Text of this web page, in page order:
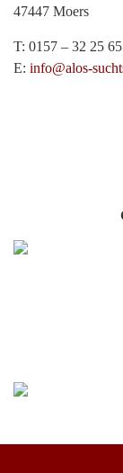
47447 Moers
T: 0157 – 32 25
E: info@alos-